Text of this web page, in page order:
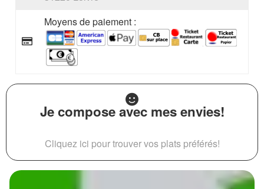
Moyens de paiement :
Je compose avec mes envies!
Cliquez ici pour trouver vos plats préférés!